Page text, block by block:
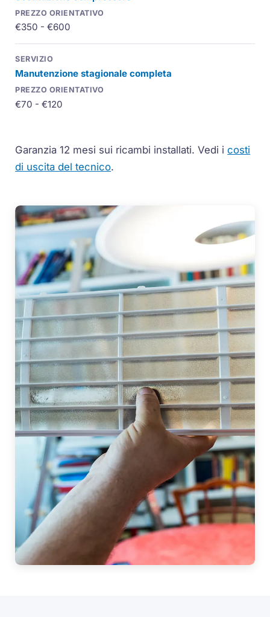
€350 - €600
Manutenzione stagionale completa
€70 - €120
Garanzia 12 mesi sui ricambi installati. Vedi icosti
di uscita del tecnico.